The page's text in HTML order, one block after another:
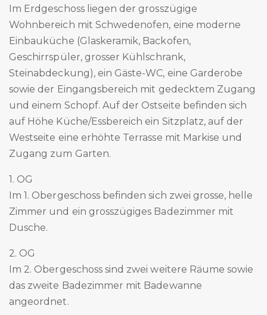
Im Erdgeschoss liegen der grosszügige
Wohnbereich mit Schwedenofen, eine moderne
Einbauküche (Glaskeramik, Backofen,
Geschirrspüler, grosser Kühlschrank,
Steinabdeckung), ein Gäste-WC, eine Garderobe
sowie der Eingangsbereich mit gedecktem Zugang
und einem Schopf. Auf der Ostseite befinden sich
auf Höhe Küche/Essbereich ein Sitzplatz, auf der
Westseite eine erhöhte Terrasse mit Markise und
Zugang zum Garten.
1. OG
Im 1. Obergeschoss befinden sich zwei grosse, helle
Zimmer und ein grosszügiges Badezimmer mit
Dusche.
2. OG
Im 2. Obergeschoss sind zwei weitere Räume sowie
das zweite Badezimmer mit Badewanne
angeordnet.